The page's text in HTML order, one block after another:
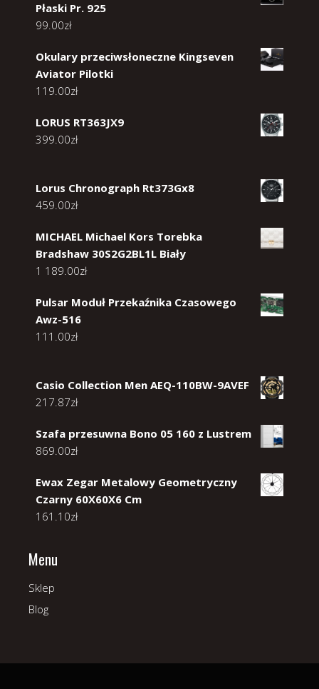
Płaski Pr. 925
99.00zł
Okulary przeciwsłoneczne Kingseven
Aviator Pilotki
119.00zł
LORUS RT363JX9
399.00zł
Lorus Chronograph Rt373Gx8
459.00zł
MICHAEL Michael Kors Torebka
Bradshaw 30S2G2BL1L Biały
1 189.00zł
Pulsar Moduł Przekaźnika Czasowego
Awz-516
111.00zł
Casio Collection Men AEQ-110BW-9AVEF
217.87zł
Szafa przesuwna Bono 05 160 z Lustrem
869.00zł
Ewax Zegar Metalowy Geometryczny
Czarny 60X60X6 Cm
161.10zł
Menu
Sklep
Blog